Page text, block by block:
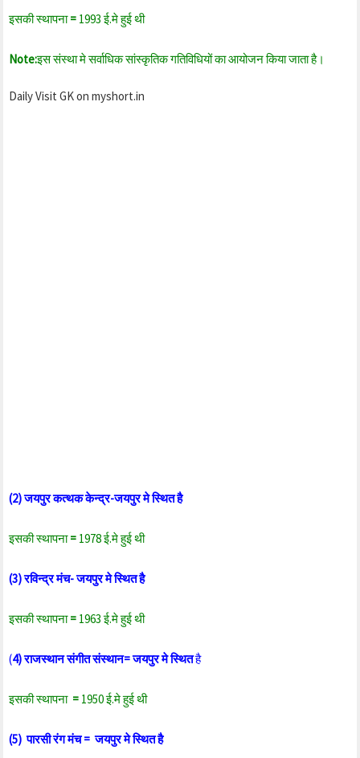
इसकी स्थापना= 1993 ई.मे हुई थी
Note:इस संस्था मे सर्वाधिक सांस्कृतिक गतिविधियों का आयोजन किया जाता है।
Daily Visit GK on myshort.in
(2) जयपुर कत्थक केन्द्र-जयपुर मे स्थित है
इसकी स्थापना= 1978 ई.मे हुई थी
(3) रविन्द्र मंच- जयपुर मे स्थित है
इसकी स्थापना= 1963 ई.मे हुई थी
(4) राजस्थान संगीत संस्थान= जयपुर मे स्थितहै
इसकी स्थापना = 1950 ई.मे हुई थी
(5) पारसी रंग मंच = जयपुर मे स्थित है